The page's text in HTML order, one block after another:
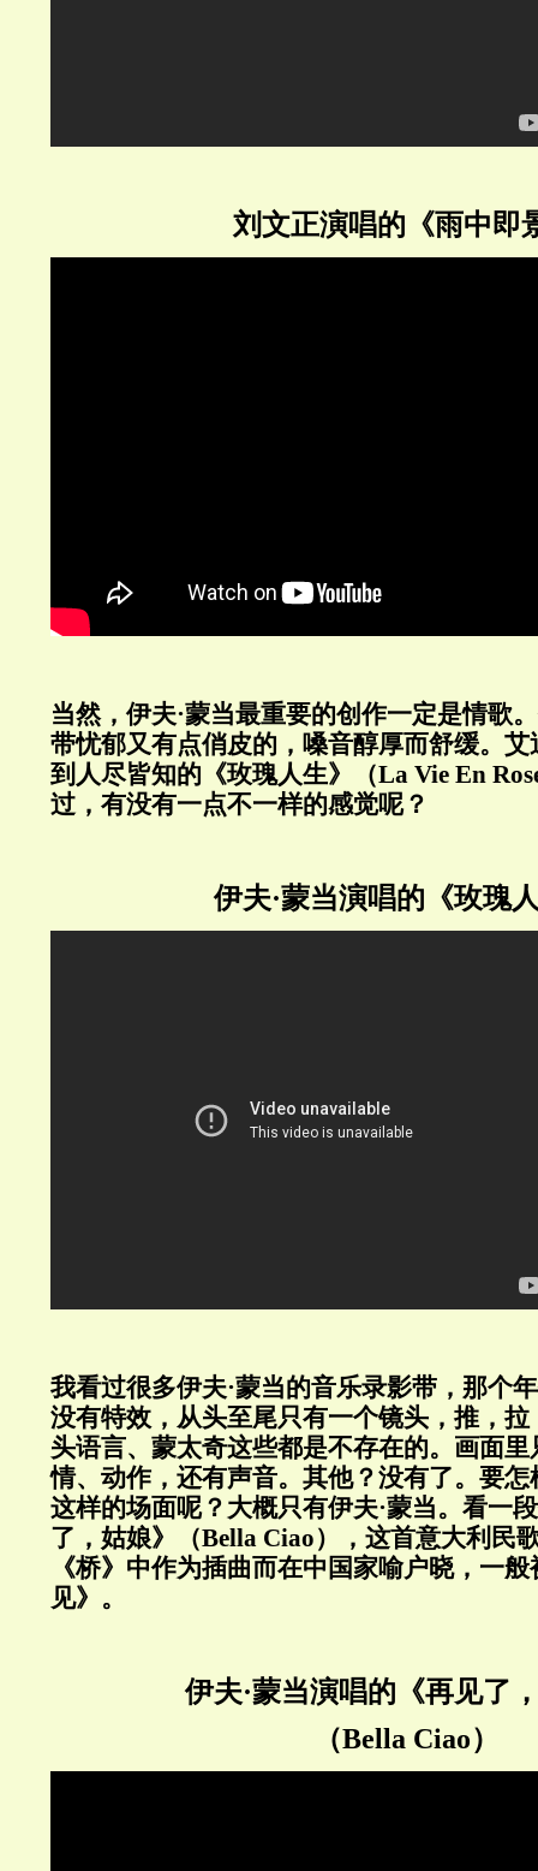
刘文正演唱的《雨中即
当然，伊夫·蒙当最重要的创作一定是情歌
带忧郁又有点俏皮的，嗓音醇厚而舒缓。艾
到人尽皆知的《玫瑰人生》（La Vie En
过，有没有一点不一样的感觉呢？
伊夫·蒙当演唱的《玫瑰
我看过很多伊夫·蒙当的音乐录影带，那个
没有特效，从头至尾只有一个镜头，推，
头语言、蒙太奇这些都是不存在的。画面
情、动作，还有声音。其他？没有了。要
这样的场面呢？大概只有伊夫·蒙当。看一
了，姑娘》（Bella Ciao），这首意大利民
《桥》中作为插曲而在中国家喻户晓，一
见》。
伊夫·蒙当演唱的《再见了
（Bella Ciao）